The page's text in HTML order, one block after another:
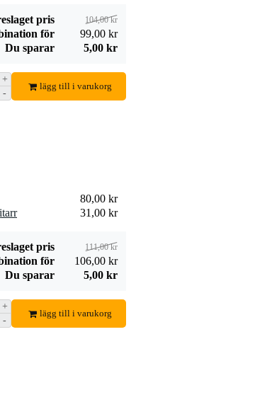
Lägg till beställning
Ball 2223
pris 104,00 kr
för
99,00 kr
Du sparar
5,00 kr
+
-
lägg till i varukorg
80,00 kr
31,00 kr
pris 111,00 kr
för
106,00 kr
Du sparar
5,00 kr
+
-
lägg till i varukorg